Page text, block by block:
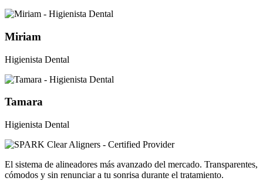
Miriam
Higienista Dental
Tamara
Higienista Dental
El sistema de alineadores más avanzado del mercado. Transparentes,
cómodos y sin renunciar a tu sonrisa durante el tratamiento.